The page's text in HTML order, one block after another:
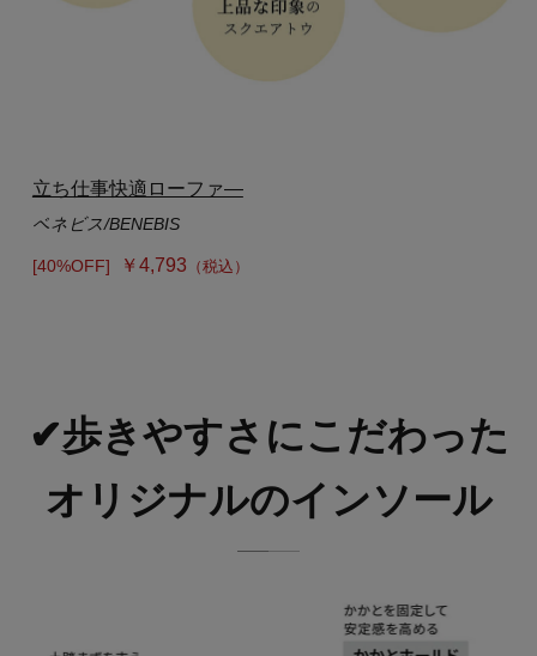
立ち仕事快適ローファ―
ベネビス/BENEBIS
[40%OFF] ￥4,793 （税込）
✔歩きやすさにこだわった
オリジナルのインソール